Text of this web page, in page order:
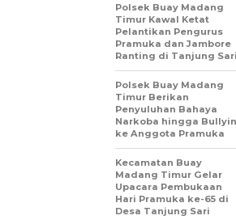
Polsek Buay Madang
Timur Kawal Ketat
Pelantikan Pengurus
Pramuka dan Jambore
Ranting di Tanjung Sari
Polsek Buay Madang
Timur Berikan
Penyuluhan Bahaya
Narkoba hingga
ke Anggota Pramuka
Kecamatan Buay
Madang Timur Gelar
Upacara Pembukaan
Hari Pramuka ke-65 di
Desa Tanjung Sari